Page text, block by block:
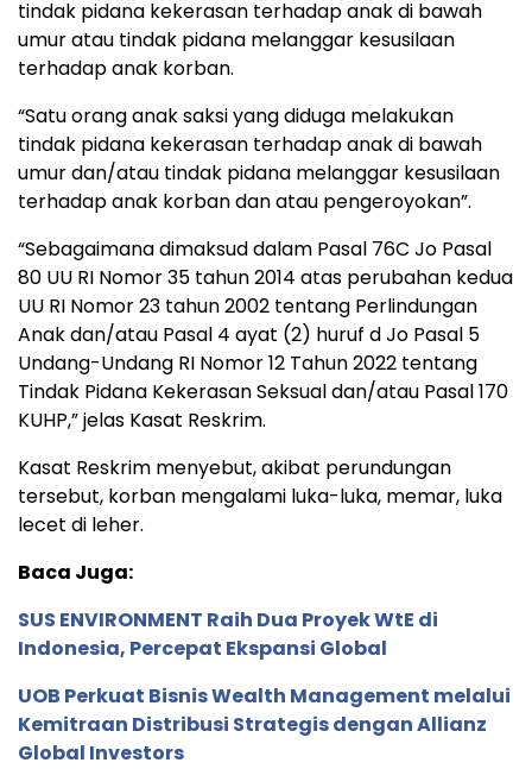
tindak pidana kekerasan terhadap anak di bawah
umur atau tindak pidana melanggar kesusilaan
terhadap anak korban.
“Satu orang anak saksi yang diduga melakukan
tindak pidana kekerasan terhadap anak di bawah
umur dan/atau tindak pidana melanggar kesusilaan
terhadap anak korban dan atau pengeroyokan”.
“Sebagaimana dimaksud dalam Pasal 76C Jo Pasal
80 UU RI Nomor 35 tahun 2014 atas perubahan kedua
UU RI Nomor 23 tahun 2002 tentang Perlindungan
Anak dan/atau Pasal 4 ayat (2) huruf d Jo Pasal 5
Undang-Undang RI Nomor 12 Tahun 2022 tentang
Tindak Pidana Kekerasan Seksual dan/atau Pasal 170
KUHP,” jelas Kasat Reskrim.
Kasat Reskrim menyebut, akibat perundungan
tersebut, korban mengalami luka-luka, memar, luka
lecet di leher.
Baca Juga:
SUS ENVIRONMENT Raih Dua Proyek WtE di
Indonesia, Percepat Ekspansi Global
UOB Perkuat Bisnis Wealth Management melalui
Kemitraan Distribusi Strategis dengan Allianz
Global Investors